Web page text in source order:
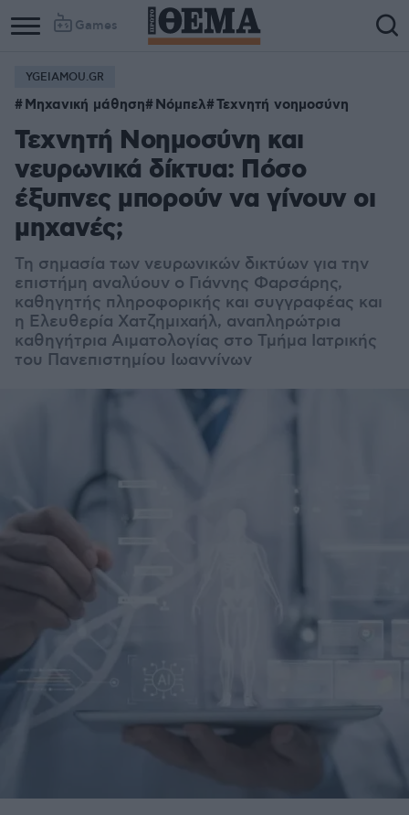
Games
YGEIAMOU.GR
Μηχανική μάθηση Νόμπελ Τεχνητή νοημοσύνη
Τεχνητή Νοημοσύνη και
νευρωνικά δίκτυα: Πόσο
έξυπνες μπορούν να γίνουν οι
μηχανές;
Τη σημασία των νευρωνικών δικτύων για την
επιστήμη αναλύουν ο Γιάννης Φαρσάρης,
καθηγητής πληροφορικής και συγγραφέας και
η Ελευθερία Χατζημιχαήλ, αναπληρώτρια
καθηγήτρια Αιματολογίας στο Τμήμα Ιατρικής
του Πανεπιστημίου Ιωαννίνων